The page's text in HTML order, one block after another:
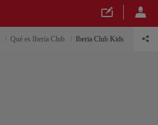
Qué es Iberia Club Iberia Club Kids